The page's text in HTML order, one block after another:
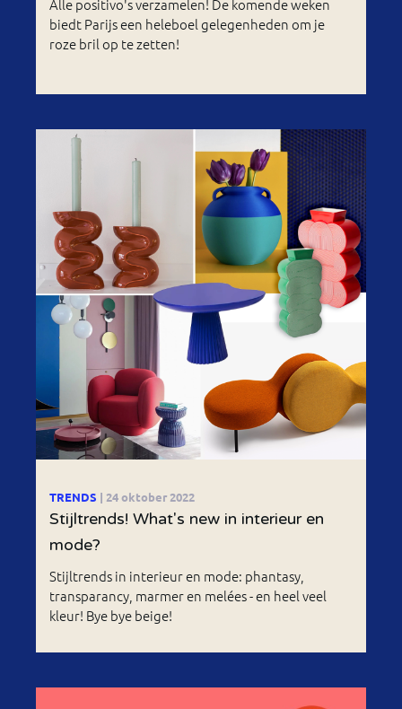
Alle positivo's verzamelen! De komende weken
biedt Parijs een heleboel gelegenheden om je
roze bril op te zetten!
TRENDS | 24 oktober 2022
Stijltrends! What's new in interieur en
mode?
Stijltrends in interieur en mode: phantasy,
transparancy, marmer en melées - en heel veel
kleur! Bye bye beige!